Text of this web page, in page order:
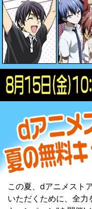
この夏、dアニメスト
いただくために、全力